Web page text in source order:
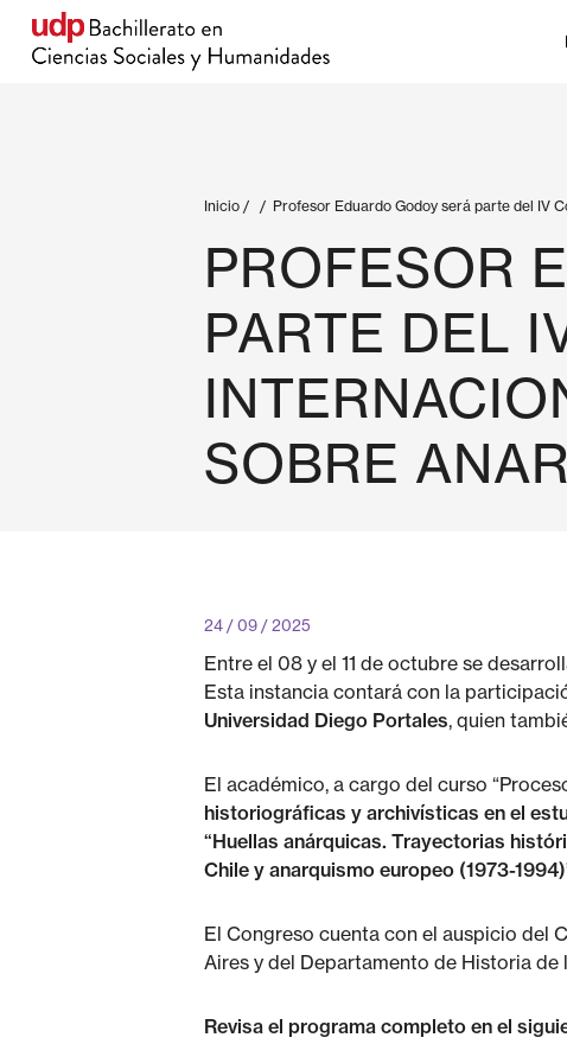
Inicio / / Profesor Eduardo Godoy será parte del IV
PROFESOR
PARTE DEL
SOBRE
24 / 09 / 2025
Entre el 08 y el 11 de octubre se
Esta instancia contará con la
Universidad Diego Portales, quien
El académico, a cargo del curso
historiográficas y archivísticas en el
“Huellas anárquicas. Trayectorias
Chile y anarquismo europeo (1973-
El Congreso cuenta con el auspicio del
Aires y del Departamento de Historia de
Revisa el programa completo en el